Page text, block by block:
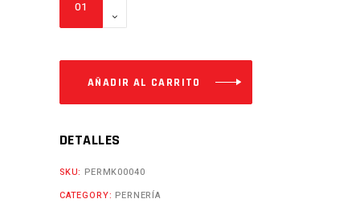
CFZ250
CantidadAÑADIR AL CARRITO
DETALLES
SKU: PERMK00040
CATEGORY: PERNERÍA